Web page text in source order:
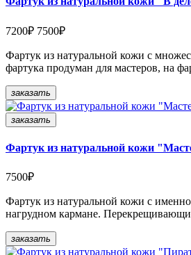
7200₽ 7500₽
Фартук из натуральной кожи с
фартука продуман для мастеров, на
заказать
заказать
Фартук из натуральной кожи
7500₽
Фартук из натуральной кожи с
нагрудном кармане.
заказать